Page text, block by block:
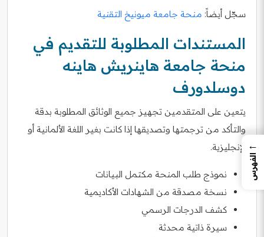
سجّل أيضاً: منحة جامعة ميونيخ التقنية
المستندات المطلوبة للتقديم في
منحة جامعة هاينريش هاينه
دوسلدورف
يتعين على المتقدمين تجهيز جميع الوثائق المطلوبة بدقة
والتأكد من ترجمتها وتصديقها إذا كانت بغير اللغة الألمانية أو
الإنجليزية.
نموذج طلب المنحة مكتمل البيانات
نسخة مصدقة من الشهادات الأكاديمية
كشف الدرجات الرسمي
سيرة ذاتية محدثة
←
الفهرس